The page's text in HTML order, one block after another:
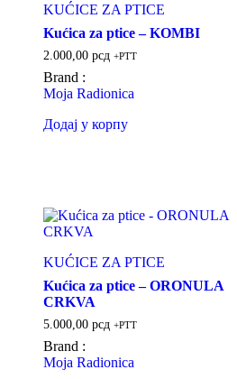
KUĆICE ZA PTICE
Kućica za ptice – KOMBI
2.000,00 рсд +PTT
Brand :
Moja Radionica
Додај у корпу
KUĆICE ZA PTICE
Kućica za ptice – ORONULA
CRKVA
5.000,00 рсд +PTT
Brand :
Moja Radionica